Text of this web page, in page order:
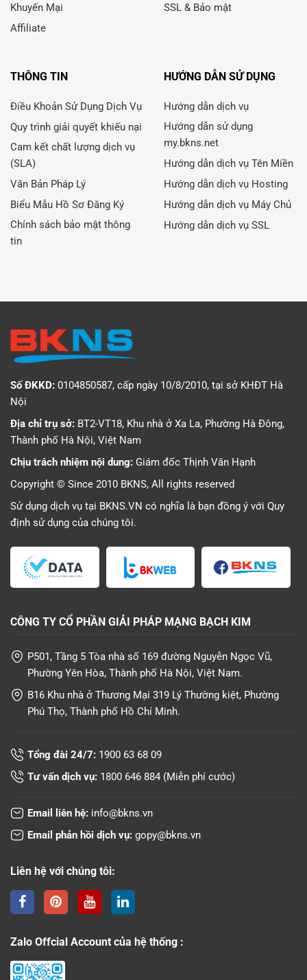
Khuyến Mại
Affiliate
SSL & Bảo mật
THÔNG TIN
Điều Khoản Sử Dụng Dịch Vụ
Quy trình giải quyết khiếu nại
Cam kết chất lượng dịch vụ
(SLA)
Văn Bản Pháp Lý
Biểu Mẫu Hồ Sơ Đăng Ký
Chính sách bảo mật thông
tin
HƯỚNG DẪN SỬ DỤNG
Hướng dẫn dịch vụ
Hướng dẫn sử dụng
my.bkns.net
Hướng dẫn dịch vụ Tên Miền
Hướng dẫn dịch vụ Hosting
Hướng dẫn dịch vụ Máy Chủ
Hướng dẫn dịch vụ SSL
Số ĐKKD: 0104850587, cấp ngày 10/8/2010, tại sở KHĐT Hà
Nội
Địa chỉ trụ sở: BT2-VT18, Khu nhà ở Xa La, Phường Hà Đông,
Thành phố Hà Nội, Việt Nam
Chịu trách nhiệm nội dung: Giám đốc Thịnh Văn Hạnh
Copyright © Since 2010 BKNS, All rights reserved
Sử dụng dịch vụ tại BKNS.VN có nghĩa là bạn đồng ý với Quy
định sử dụng của chúng tôi.
CÔNG TY CỔ PHẦN GIẢI PHÁP MẠNG BẠCH KIM
P501, Tầng 5 Tòa nhà số 169 đường Nguyễn Ngọc Vũ,
Phường Yên Hòa, Thành phố Hà Nội, Việt Nam.
B16 Khu nhà ở Thương Mại 319 Lý Thường kiệt, Phường
Phú Thọ, Thành phố Hồ Chí Minh.
Tổng đài 24/7: 1900 63 68 09
Tư vấn dịch vụ: 1800 646 884 (Miễn phí cước)
Email liên hệ: info@bkns.vn
Email phản hồi dịch vụ: gopy@bkns.vn
Liên hệ với chúng tôi:
Zalo Offcial Account của hệ thống :